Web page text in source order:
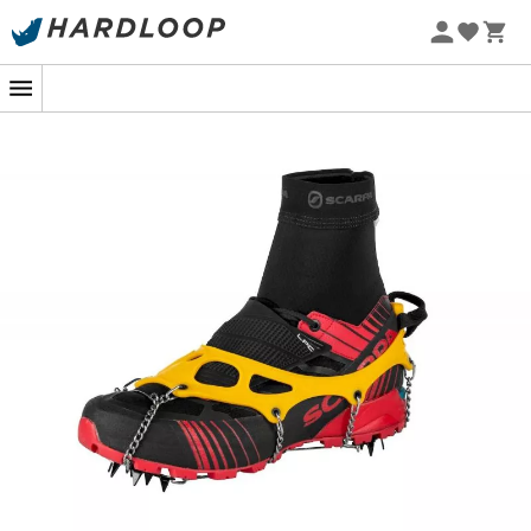
Letní akce 🔥 -5 % EXTRA při nákupu 2 produktů* s kódem